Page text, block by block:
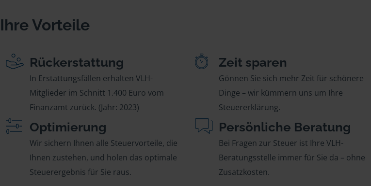
Ihre Vorteile
Rückerstattung
In Erstattungsfällen erhalten VLH-
Mitglieder im Schnitt 1.400 Euro vom
Finanzamt zurück. (Jahr: 2023)
Zeit sparen
Gönnen Sie sich mehr Zeit für schönere
Dinge – wir kümmern uns um Ihre
Steuererklärung.
Optimierung
Wir sichern Ihnen alle Steuervorteile, die
Ihnen zustehen, und holen das optimale
Steuerergebnis für Sie raus.
Persönliche Beratung
Bei Fragen zur Steuer ist Ihre VLH-
Beratungsstelle immer für Sie da – ohne
Zusatzkosten.